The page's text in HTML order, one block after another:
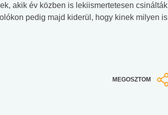
akik év közben is lekiismertetesen csinálták
pedig majd kiderül, hogy kinek milyen is
MEGOSZTOM